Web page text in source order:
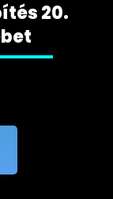
20.